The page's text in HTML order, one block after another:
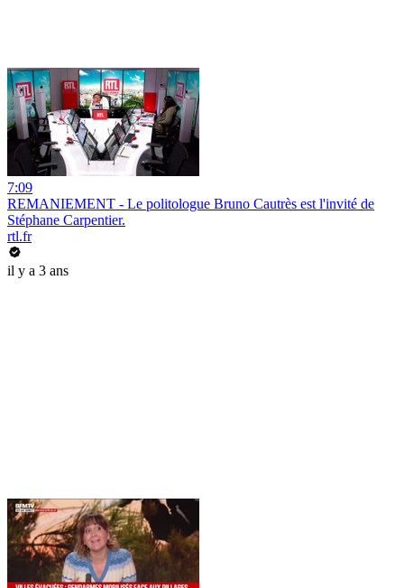
7:09
REMANIEMENT - Le politologue Bruno Cautrès est l'invité de
Stéphane Carpentier.
rtl.fr
il y a 3 ans